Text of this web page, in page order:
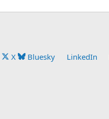
X Bluesky LinkedIn